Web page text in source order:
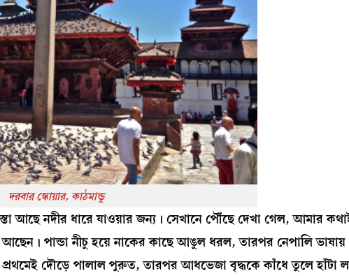
দরবার স্কোয়ার, কাঠমান্ডু
আছে নদীর ধারে যাওয়ার জন্য। সেখানে পৌঁছে দেখা গেল, আমার
পান্ডা নীচু হয়ে নাকের কাছে আঙুল ধরল, তারপর নেপালি ভাষায়
দৌড়ে পালাল পুরুত, তারপর আধভেজা বৃদ্ধকে কাঁধে তুলে হাঁটা